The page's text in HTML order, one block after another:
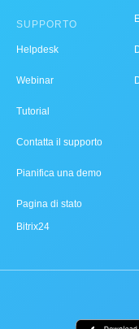
SUPPORTO
Helpdesk
Webinar
Tutorial
Contatta il supporto
Pianifica una demo
Pagina di stato
Bitrix24